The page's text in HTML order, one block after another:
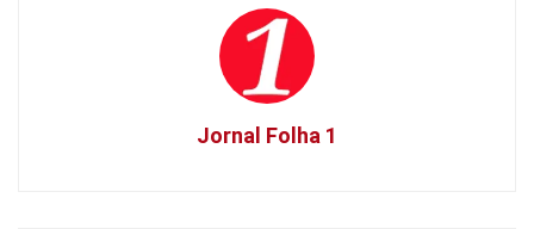
Jornal Folha 1